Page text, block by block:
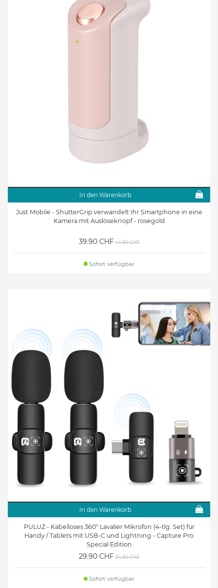
In den Warenkorb
Just Mobile - ShutterGrip verwandelt Ihr Smartphone in eine
Kamera mit Auslöseknopf - rosegold
39.90 CHF 44.90 CHF
Sofort verfügbar
In den Warenkorb
PULUZ - Kabelloses 360° Lavalier Mikrofon (4-tlg. Set) für
Handy / Tablets mit USB-C und Lightning - Capture Pro
Special Edition
29.90 CHF 34.90 CHF
Sofort verfügbar